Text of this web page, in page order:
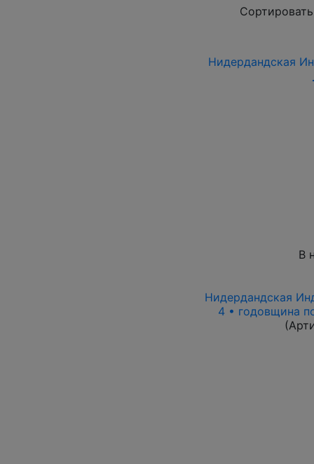
Нидердандская
В
Нидердандская
4 • годовщина